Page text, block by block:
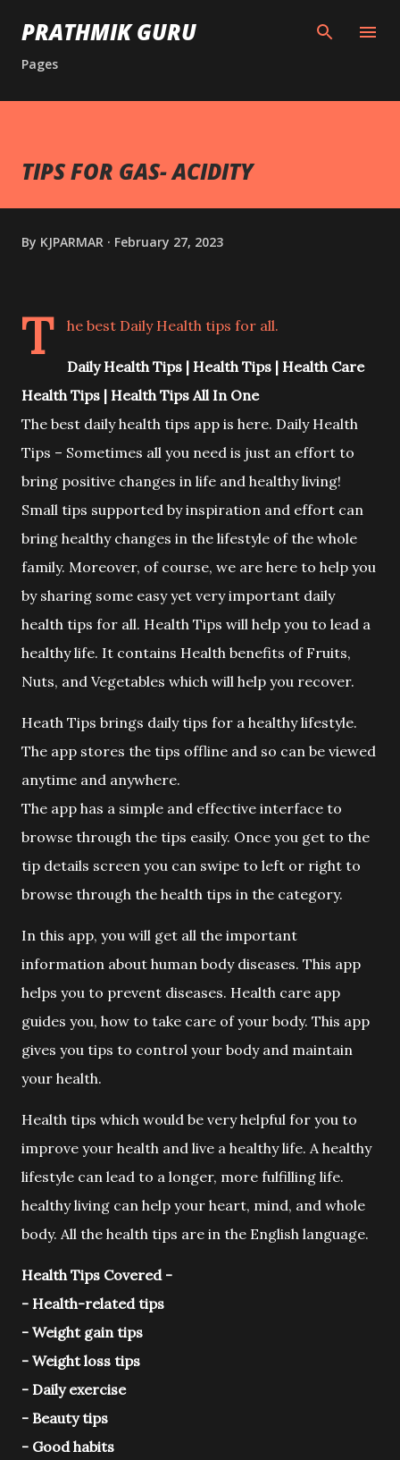
Skip to main content
PRATHMIK GURU
Pages
TIPS FOR GAS- ACIDITY
By KJPARMAR February 27, 2023
T he best Daily Health tips for all.
Daily Health Tips | Health Tips | Health Care
Health Tips | Health Tips All In One
The best daily health tips app is here. Daily Health
Tips – Sometimes all you need is just an effort to
bring positive changes in life and healthy living!
Small tips supported by inspiration and effort can
bring healthy changes in the lifestyle of the whole
family. Moreover, of course, we are here to help you
by sharing some easy yet very important daily
health tips for all. Health Tips will help you to lead a
healthy life. It contains Health benefits of Fruits,
Nuts, and Vegetables which will help you recover.
Heath Tips brings daily tips for a healthy lifestyle.
The app stores the tips offline and so can be viewed
anytime and anywhere.
The app has a simple and effective interface to
browse through the tips easily. Once you get to the
tip details screen you can swipe to left or right to
browse through the health tips in the category.
In this app, you will get all the important
information about human body diseases. This app
helps you to prevent diseases. Health care app
guides you, how to take care of your body. This app
gives you tips to control your body and maintain
your health.
Health tips which would be very helpful for you to
improve your health and live a healthy life. A healthy
lifestyle can lead to a longer, more fulfilling life.
healthy living can help your heart, mind, and whole
body. All the health tips are in the English language.
Health Tips Covered -
- Health-related tips
- Weight gain tips
- Weight loss tips
- Daily exercise
- Beauty tips
- Good habits